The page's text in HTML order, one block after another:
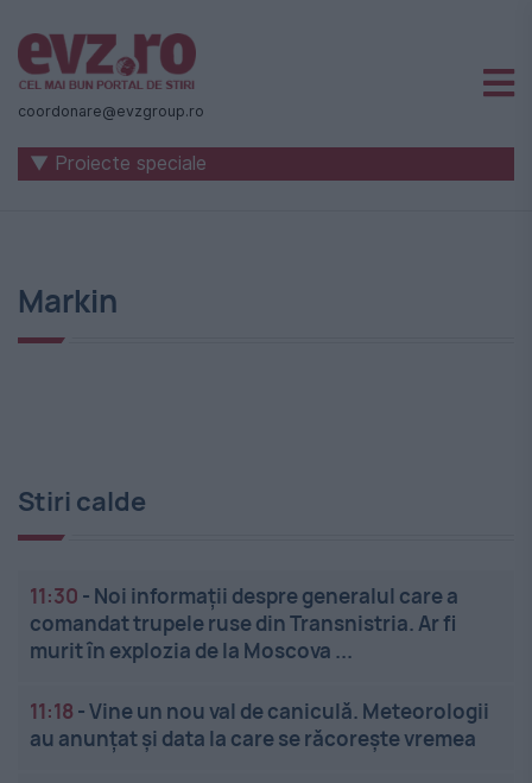
Știri
naționale
internaționale
-
Evenimentul
coordonare@evzgroup.ro
▼ Proiecte speciale
Markin
Stiri calde
11:30 - Noi informații despre generalul care a
comandat trupele ruse din Transnistria. Ar fi
murit în explozia de la Moscova ...
11:18 -Vine un nou val de caniculă. Meteorologii
au anunțat și data la care se răcorește vremea